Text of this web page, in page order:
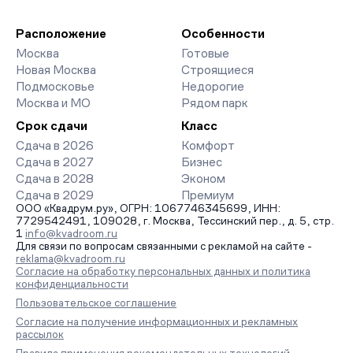
организует просмотр и поможет одобрить ипотеку по
минимальной ставке. Чтобы зафиксировать цену, оставьте
заявку на обратный звонок.
Расположение
Москва
Новая Москва
Подмосковье
Москва и МО
Особенности
Готовые
Строящиеся
Недорогие
Рядом парк
Срок сдачи
Сдача в 2026
Сдача в 2027
Сдача в 2028
Сдача в 2029
Класс
Комфорт
Бизнес
Эконом
Премиум
ООО «Квадрум.ру», ОГРН: 1067746345699, ИНН:
7729542491, 109028, г. Москва, Тессинский пер., д. 5, стр.
1 info@kvadroom.ru
Для связи по вопросам связанными с рекламой на сайте -
reklama@kvadroom.ru
Согласие на обработку персональных данных и политика
конфиденциальности
Пользовательское соглашение
Согласие на получение информационных и рекламных
рассылок